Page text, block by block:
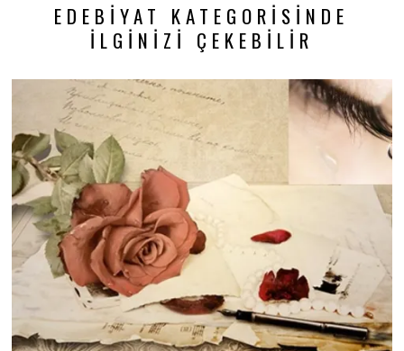
EDEBIYAT KATEGORISINDE
İLGINIZI ÇEKEBILIR